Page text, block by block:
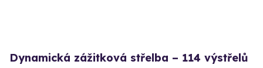
Dynamická zážitková střelba – 114 výstřelů